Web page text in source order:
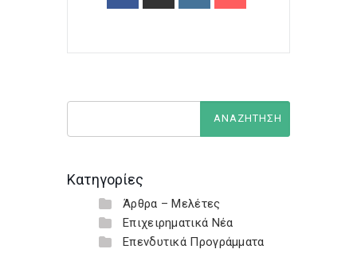
Κατηγορίες
Άρθρα – Μελέτες
Επιχειρηματικά Νέα
Επενδυτικά Προγράμματα